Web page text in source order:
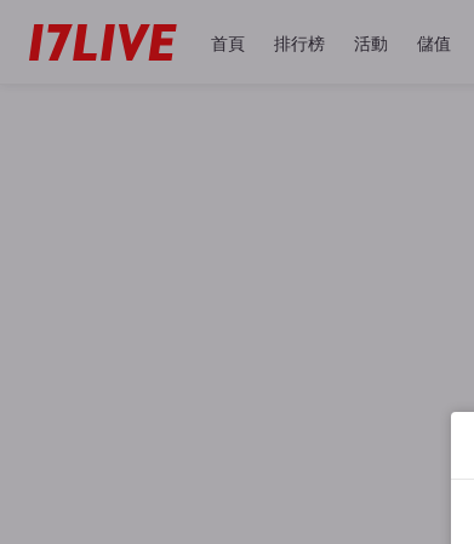
首頁 排行榜 活動 儲值